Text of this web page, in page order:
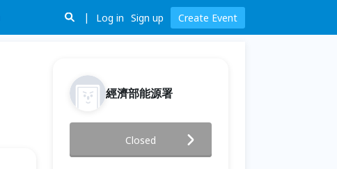
Log in Sign up Create Event
經濟部能源署
2025.12.03 (Wed) 09:00 - 16:00
(GMT+8)
Closed